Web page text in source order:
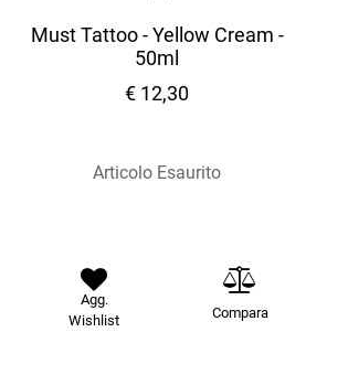
Must Tattoo - Yellow Cream -
50ml
€ 12,30
Articolo Esaurito
Agg.
Wishlist
Compara